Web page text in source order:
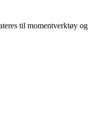
til momentverktøy og